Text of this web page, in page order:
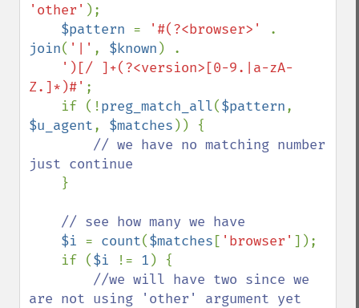
'other' );
$pattern = '#(?<browser>'
join( '|' , $known ) .
')[/ ]+(?<version>[0-9.|a-zA-
Z.]*)#' ;
    if (!
preg_match_all($pattern
$u_agent, $matches )) {
// we have no matching number
just continue
}
// see how many we have
$i = count($matches [ 'browser' ]);
    if (
$i != 1 ) {
//we will have two since we
are not using 'other' argument yet